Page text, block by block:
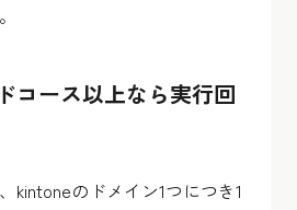
コース以上なら実行回
kintoneのドメイン1つにつき1